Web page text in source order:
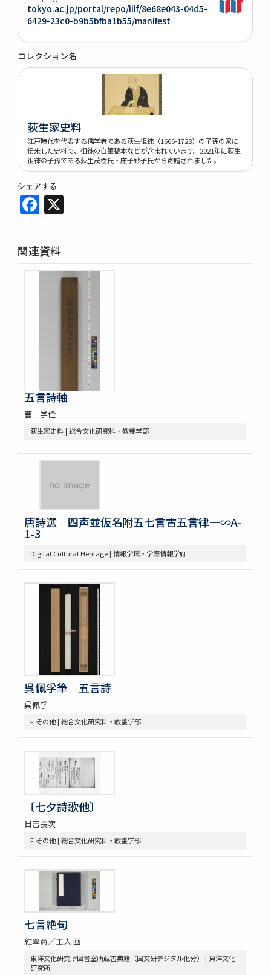
tokyo.ac.jp/portal/repo/iiif/8e68e043-04d5-
6429-23c0-b9b5bfba1b55/manifest
コレクション名
荻生家史料
江戸時代を代表する儒学者である荻生徂徠（1666-1728）の子孫の家に
伝来した史料で、徂徠の自筆稿本などが含まれています。2021年に荻生
徂徠の子孫である荻生茂樹氏・庄子妙子氏から寄贈されました。
シェアする
Facebook
関連資料
五言詩軸
曹 学佺
荻生家史料 | 総合文化研究科・教養学部
唐詩選 四声並仮名附五七言古五言律一∽A-
1-3
Digital Cultural Heritage | 情報学環・学際情報学府
呉佩孚筆 五言詩
呉佩孚
F その他 | 総合文化研究科・教養学部
〔七夕詩歌他〕
日吉長次
F その他 | 総合文化研究科・教養学部
七言絶句
紅翠斎／主人 画
東洋文化研究所図書室所蔵古典籍（国文研デジタル化分） | 東洋文化
研究所